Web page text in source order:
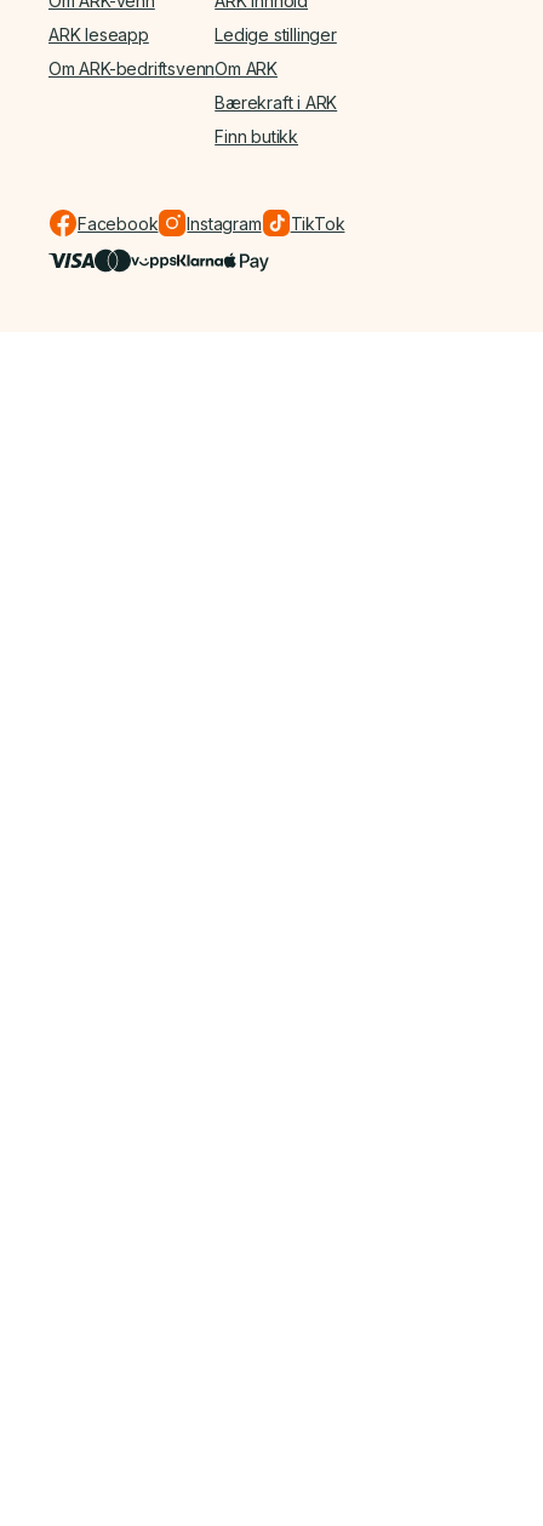
ARK leseapp
Om ARK-bedriftsvenn
Ledige stillinger
Om ARK
Bærekraft i ARK
Finn butikk
Facebook Instagram TikTok